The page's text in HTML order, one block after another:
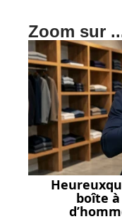
Zoom sur
boîte